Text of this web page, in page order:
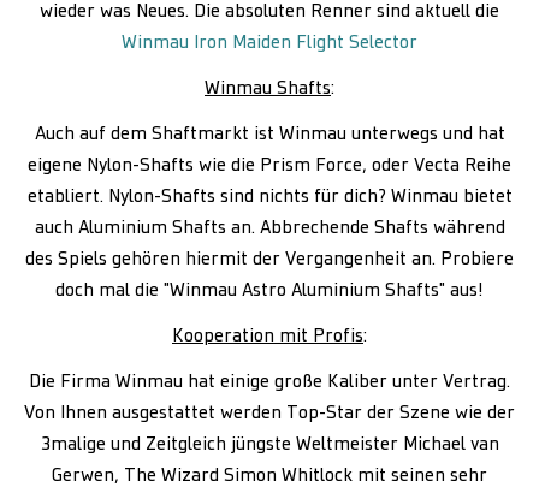
wieder was Neues. Die absoluten Renner sind aktuell die
Winmau Iron Maiden Flight Selector
Winmau Shafts:
Auch auf dem Shaftmarkt ist Winmau unterwegs und hat
eigene Nylon-Shafts wie die Prism Force, oder Vecta Reihe
etabliert. Nylon-Shafts sind nichts für dich? Winmau bietet
auch Aluminium Shafts an. Abbrechende Shafts während
des Spiels gehören hiermit der Vergangenheit an. Probiere
doch mal die "Winmau Astro Aluminium Shafts" aus!
Kooperation mit Profis:
Die Firma Winmau hat einige große Kaliber unter Vertrag.
Von Ihnen ausgestattet werden Top-Star der Szene wie der
3malige und Zeitgleich jüngste Weltmeister Michael van
Gerwen, The Wizard Simon Whitlock mit seinen sehr